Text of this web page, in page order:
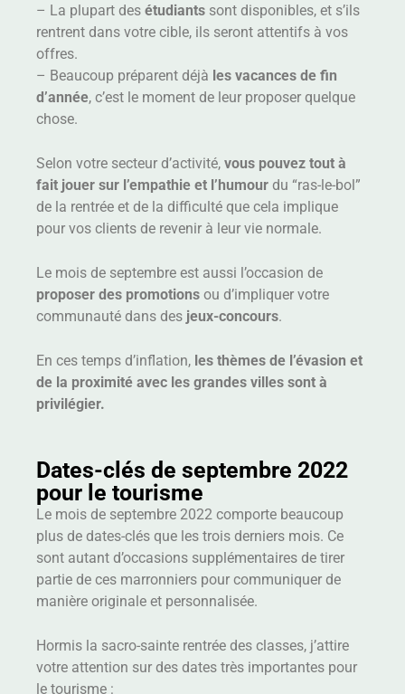
– La plupart des étudiants sont disponibles, et s’ils
rentrent dans votre cible, ils seront attentifs à vos
offres.
– Beaucoup préparent déjà les vacances de fin
d’année, c’est le moment de leur proposer quelque
chose.
Selon votre secteur d’activité, vous pouvez tout à
fait jouer sur l’empathie et l’humour du “ras-le-bol”
de la rentrée et de la difficulté que cela implique
pour vos clients de revenir à leur vie normale.
Le mois de septembre est aussi l’occasion de
proposer des promotions ou d’impliquer votre
communauté dans des jeux-concours.
En ces temps d’inflation, les thèmes de l’évasion et
de la proximité avec les grandes villes sont à
privilégier.
Dates-clés de septembre 2022
pour le tourisme
Le mois de septembre 2022 comporte beaucoup
plus de dates-clés que les trois derniers mois. Ce
sont autant d’occasions supplémentaires de tirer
partie de ces marronniers pour communiquer de
manière originale et personnalisée.
Hormis la sacro-sainte rentrée des classes, j’attire
votre attention sur des dates très importantes pour
le tourisme :